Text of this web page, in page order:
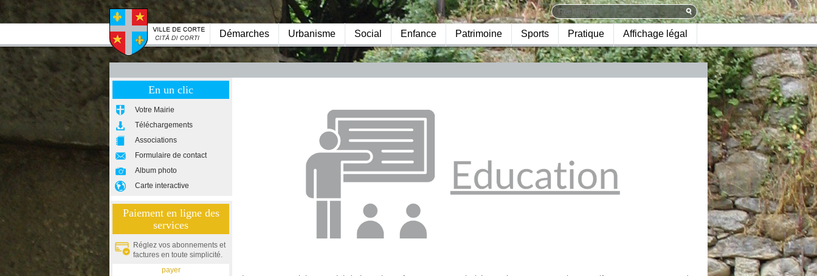
Démarches Urbanisme Social Enfance Patrimoine Sports Pratique Affichage légal
En un clic
Votre Mairie
Téléchargements
Associations
Formulaire de contact
Album photo
Carte interactive
Paiement en ligne des
services
Réglez vos abonnements et
factures en toute simplicité.
payer